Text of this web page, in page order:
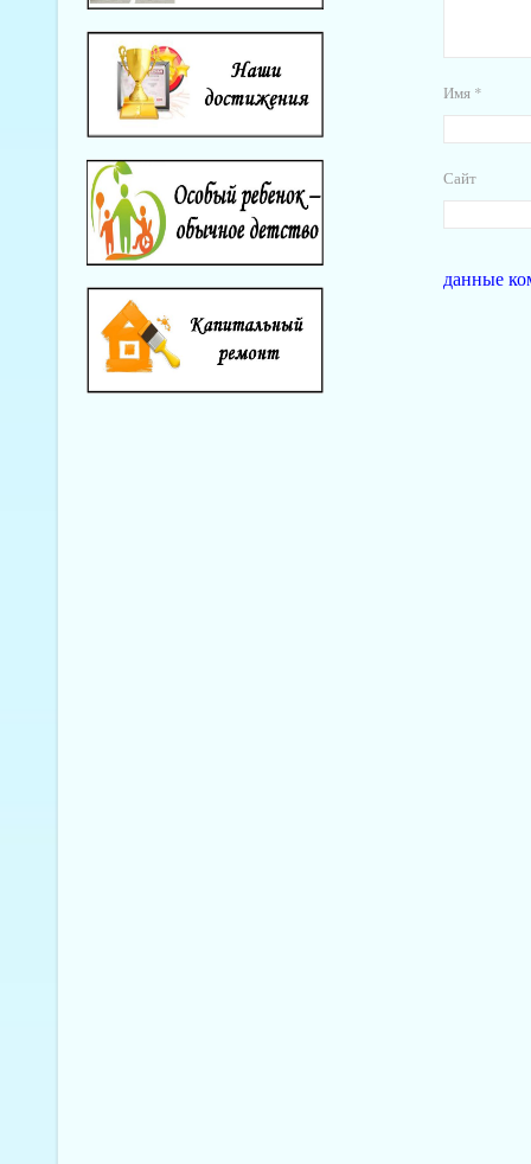
Имя *
Сайт
данные